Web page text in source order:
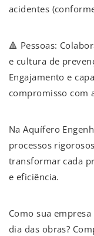
acidentes
🔺 Pessoas:
e cultura de
Engajamento e
compromisso com
Na Aquífero
processos
transformar cada
e eficiência.
Como sua
dia das obras?